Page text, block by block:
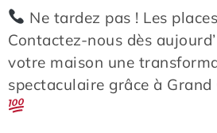
Ne tardez pas ! Les
Contactez-nous dès
votre maison une
spectaculaire grâce à Grand